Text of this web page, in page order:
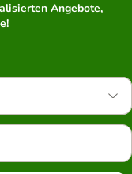
Angebote,